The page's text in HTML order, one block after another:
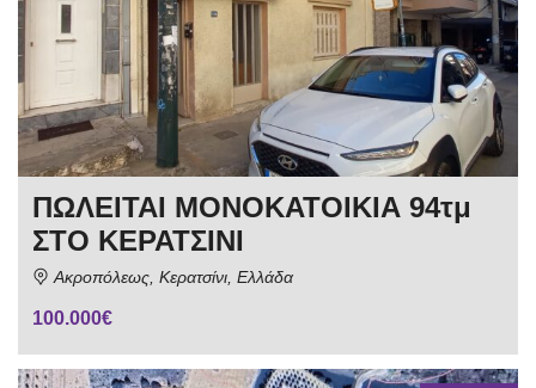
ΠΩΛΕΙΤΑΙ ΜΟΝΟΚΑΤΟΙΚΙΑ 94τμ
ΣΤΟ ΚΕΡΑΤΣΙΝΙ
Ακροπόλεως, Κερατσίνι, Ελλάδα
100.000€